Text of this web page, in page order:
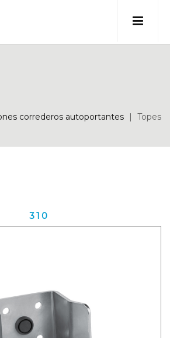
correderos autoportantes | Topes
310